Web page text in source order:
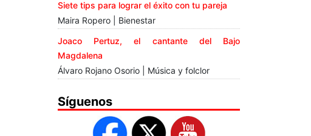
Siete tips para lograr el éxito con tu pareja
Maira Ropero | Bienestar
Joaco Pertuz, el cantante del Bajo
Magdalena
Álvaro Rojano Osorio | Música y folclor
Síguenos